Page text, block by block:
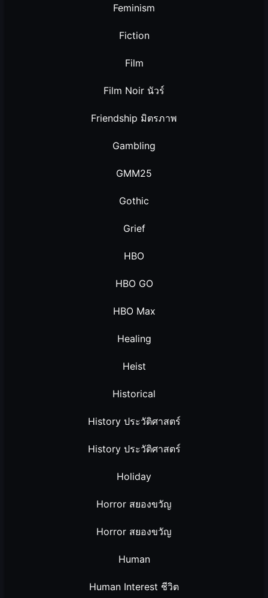
Feminism
Fiction
Film
Film Noir นัวร์
Friendship มิตรภาพ
Gambling
GMM25
Gothic
Grief
HBO
HBO GO
HBO Max
Healing
Heist
Historical
History ประวัติศาสตร์
History ประวัติศาสตร์
Holiday
Horror สยองขวัญ
Horror สยองขวัญ
Human
Human Interest ชีวิต